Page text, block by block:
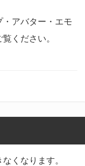
アバター・エモ
覧ください。
くなります。